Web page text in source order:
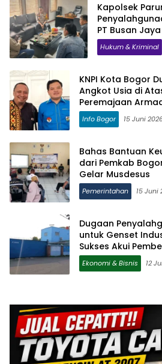
Kapolsek
PT Busan
Hukum & Kriminal
KNPI Kota Bogor
Angkot Usia di
Peremajaan
Info Bogor 15 Juni
Bahas Bantuan
dari Pemkab
Gelar Musdesus
Pemerintahan 15 Juni
Dugaan
untuk Genset
Sukses Akui
Ekonomi & Bisnis 12